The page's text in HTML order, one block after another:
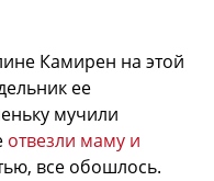
Камирен на этой
ее
мучили
отвезли маму и
все обошлось.